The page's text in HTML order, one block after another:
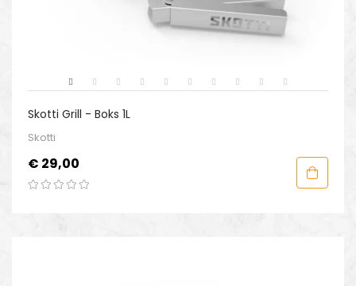
Skotti Grill - Boks 1L
Skotti
Prijs
€ 29,00